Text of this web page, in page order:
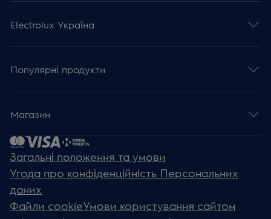
Electrolux Україна
Популярні продукти
Магазин
Загальні положення та умови
Угода про конфіденційність Персональних
даних
Файли cookieУмови користування сайтом